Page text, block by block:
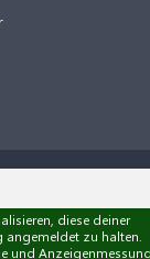
diese deiner
zu halten.
und